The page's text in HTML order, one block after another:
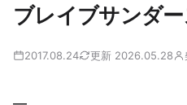
ブレイブサンダ
2017.08.24 更新 2026.05.28